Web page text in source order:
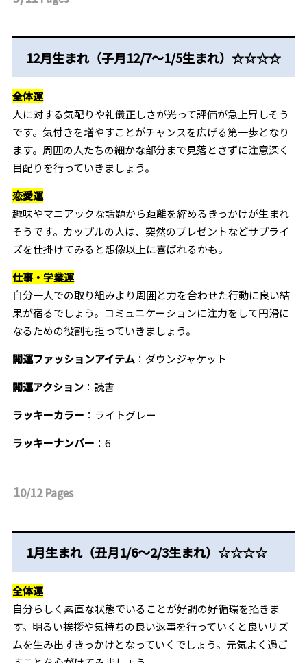
12月生まれ（子月12/7～1/5生まれ）☆☆☆☆
全体運
人に対する気配りや礼儀正しさが光って評価が急上昇しそう
です。気付きを増やすことがチャンスを広げる第一歩となり
ます。周囲の人たちの細かな部分まで見落とさずに注意深く
目配りを行っていきましょう。
恋愛運
趣味やマニアックな話題から距離を縮めるきっかけが生まれ
そうです。カップルの人は、突然のプレゼントなどサプライ
ズを仕掛けてみると想像以上に喜ばれるかも。
仕事・学業運
自分一人での取り組みより周囲と力を合わせた行動に良い結
果が宿るでしょう。コミュニケーションに注力をして円滑に
なるための役割も担っていきましょう。
開運ファッションアイテム：ダウンジャケット
開運アクション：読書
ラッキーカラー ：ライトグレー
ラッキーナンバー ：6
10/12Pages
1月生まれ（丑月1/6～2/3生まれ）☆☆☆☆
全体運
自分らしく素直な状態でいることが好調の好循環を招きま
す。明るい挨拶や気持ちの良い返事を行っていくと良いリズ
ムを生み出すきっかけとなっていくでしょう。元気よく過ご